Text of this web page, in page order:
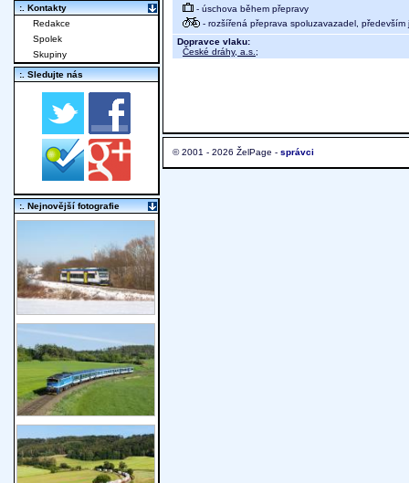
- úschova během přepravy
- rozšířená přeprava spoluzavazadel, především
Dopravce vlaku:
České dráhy, a.s. ;
© 2001 - 2026 ŽelPage - správci
:. Kontakty
Redakce
Spolek
Skupiny
:. Sledujte nás
:. Nejnovější fotografie